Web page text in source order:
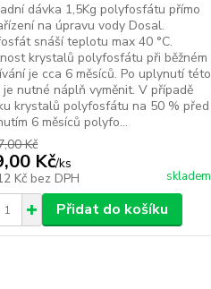
dávka 1,5Kg polyfosfátu přímo
na úpravu vody Dosal.
snáší teplotu max 40 °C.
krystalů polyfosfátu při běžném
je cca 6 měsíců. Po uplynutí této
je nutné náplň vyměnit. V případě
krystalů polyfosfátu na 50 % před
6 měsíců polyfo...
Kč
Kč/ks
Kč bez DPH skladem
Přidat do košíku